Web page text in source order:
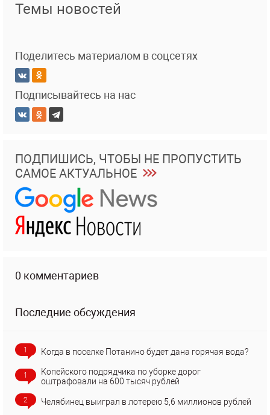
Темы новостей
Поделитесь материалом в соцсетях
Подписывайтесь на нас
ПОДПИШИСЬ, ЧТОБЫ НЕ ПРОПУСТИТЬ
САМОЕ АКТУАЛЬНОЕ
0 комментариев
Последние обсуждения
1 Когда в поселке Потанино будет дана горячая вода?
1
Копейского подрядчика по уборке дорог
оштрафовали на 600 тысяч рублей
2 Челябинец выиграл в лотерею 5,6 миллионов рублей